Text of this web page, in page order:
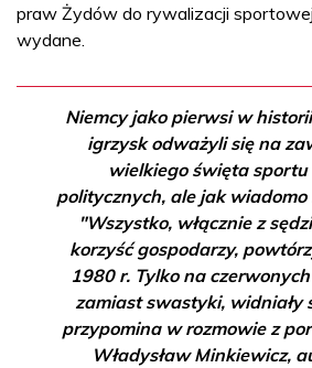
praw Żydów do rywalizacji
wydane.
Niemcy jako pierwsi w
igrzysk odważyli się na
wielkiego święta sportu
politycznych, ale jak
"Wszystko, włącznie z
korzyść gospodarzy,
1980 r. Tylko na
zamiast swastyki, widniały
przypomina w rozmowie z
Władysław Minkiewicz,